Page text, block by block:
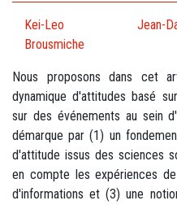
Kei-Leo
Brousmiche
Jean-
Nous proposons dans cet
dynamique d'attitudes basé
sur des événements au sein
démarque par (1) un
d'attitude issus des sciences
en compte les expériences
d'informations et (3) une